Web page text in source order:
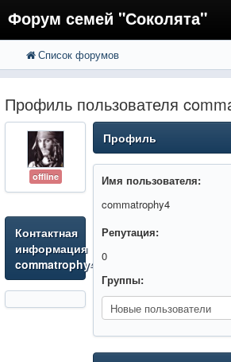
Форум семей "Соколята"
FAQ
Регистрация
Вход
Список форумов
Профиль пользователя
offline
Контактная
информация
commatrophy4
Профиль
Имя пользователя:
commatrophy4
Репутация:
0
Группы: